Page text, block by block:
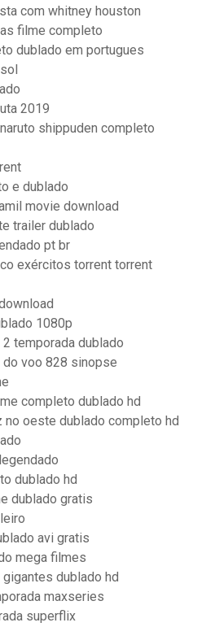
com whitney houston
filme completo
dublado em portugues
2019
shippuden completo
e dublado
movie download
trailer dublado
pt br
exércitos torrent torrent
1080p
temporada dublado
voo 828 sinopse
completo dublado hd
oeste dublado completo hd
dublado hd
dublado gratis
avi gratis
mega filmes
dublado hd
maxseries
superflix